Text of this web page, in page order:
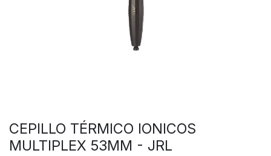
CEPILLO TÉRMICO IONICOS
MULTIPLEX 53MM - JRL